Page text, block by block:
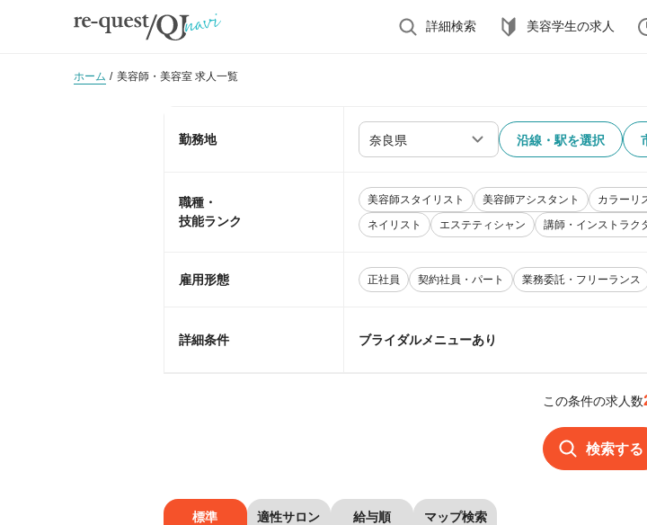
詳細検索 美容学生の求人
ホーム 美容師・美容室 求人一覧
勤務地 沿線・駅を選択
職種・
技能ランク
美容師スタイリスト 美容師アシスタント カラーリ
ネイリスト
エステティシャン 講師・インストラク
雇用形態 正社員 契約社員・パート 業務委託・フリーランス
詳細条件 ブライダルメニューあり
この条件の求人数
検索する
標準 適性サロン 給与順 マップ検索